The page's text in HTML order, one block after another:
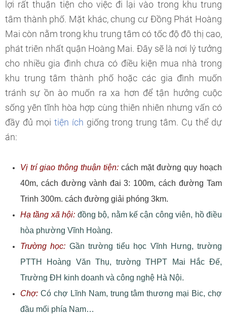
lợi rất thuận tiện cho việc đi lại vào trong khu trung
tâm thành phố. Mặt khác, chung cư Đồng Phát Hoàng
Mai còn nằm trong khu trung tâm có tốc độ đô thị cao,
phát triên nhất quận Hoàng Mai. Đây sẽ là nơi lý tưởng
cho nhiều gia đình chưa có điều kiện mua nhà trong
khu trung tâm thành phố hoặc các gia đình muốn
tránh sự ồn ào muốn ra xa hơn để tận hưởng cuộc
sống yên tĩnh hòa hợp cùng thiên nhiên nhưng vấn có
đầy đủ mọi tiện ích giống trong trung tâm. Cụ thể dự
án:
Vị trí giao thông thuận tiện: cách mặt đường quy hoạch
40m, cách đường vành đai 3: 100m, cách đường Tam
Trinh 300m. cách đường giải phóng 3km.
Hạ tầng xã hội: đồng bộ, nằm kế cận công viên, hồ điều
hòa phường Vĩnh Hoàng.
Trường học: Gần trường tiểu học Vĩnh Hưng, trường
PTTH Hoàng Văn Thụ, trường THPT Mai Hắc Đế,
Trường ĐH kinh doanh và công nghệ Hà Nội.
Chợ: Có chợ Lĩnh Nam, trung tâm thương mại Bic, chợ
đầu mối phía Nam…